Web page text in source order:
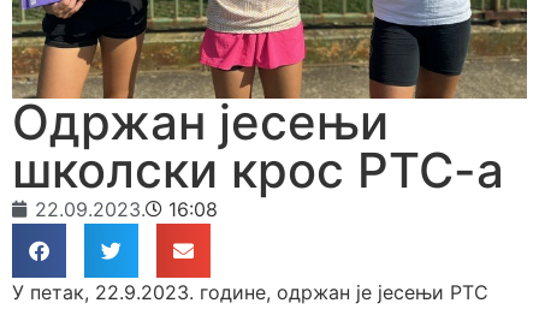
Одржан јесењи
школски крос РТС-а
22.09.2023. 16:08
У петак, 22.9.2023. године, одржан је јесењи РТС